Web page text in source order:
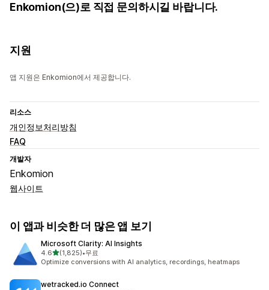
Enkomion(으)로 직접 문의하시길 바랍니다.
지원
앱 지원은 Enkomion에서 제공합니다.
리소스
개인정보처리방침
FAQ
개발자
Enkomion
웹사이트
이 앱과 비슷한 더 많은 앱 보기
Microsoft Clarity: AI Insights
4.6별 5개 중
(1,825)
총 리뷰 1825개
•무료
Optimize conversions with AI analytics, recordings, heatmaps
wetracked.io Connect